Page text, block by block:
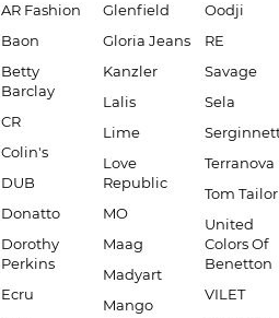
AR Fashion
Baon
Betty
Barclay
CR
Colin's
DUB
Donatto
Dorothy
Perkins
Ecru
Glenfield
Gloria Jeans
Kanzler
Lalis
Lime
Love
Republic
MO
Maag
Madyart
Mango
Oodji
RE
Savage
Sela
Terranova
Tom Tailor
United
Colors Of
Benetton
VILET